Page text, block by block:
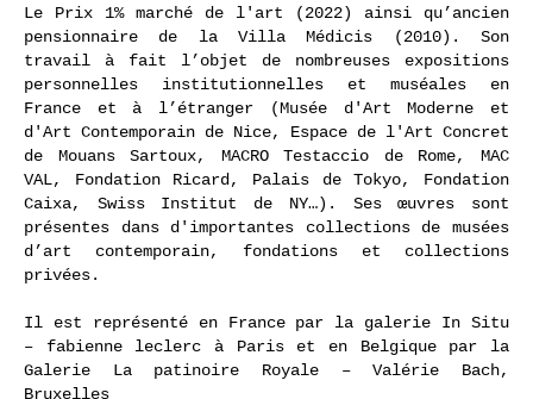
Le Prix 1% marché de l'art (2022) ainsi qu’ancien
pensionnaire de la Villa Médicis (2010). Son
travail à fait l’objet de nombreuses expositions
personnelles institutionnelles et muséales en
France et à l’étranger (Musée d'Art Moderne et
d'Art Contemporain de Nice, Espace de l'Art Concret
de Mouans Sartoux, MACRO Testaccio de Rome, MAC
VAL, Fondation Ricard, Palais de Tokyo, Fondation
Caixa, Swiss Institut de NY…). Ses œuvres sont
présentes dans d'importantes collections de musées
d’art contemporain, fondations et collections
privées.
Il est représenté en France par la galerie In Situ
– fabienne leclerc à Paris et en Belgique par la
Galerie La patinoire Royale – Valérie Bach,
Bruxelles